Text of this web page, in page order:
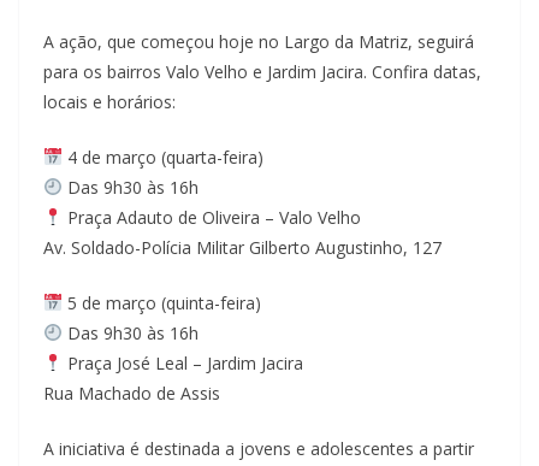
A ação, que começou hoje no Largo da Matriz, seguirá
para os bairros Valo Velho e Jardim Jacira. Confira datas,
locais e horários:
4 de março (quarta-feira)
Das 9h30 às 16h
Praça Adauto de Oliveira – Valo Velho
Av. Soldado-Polícia Militar Gilberto Augustinho, 127
5 de março (quinta-feira)
Das 9h30 às 16h
Praça José Leal – Jardim Jacira
Rua Machado de Assis
A iniciativa é destinada a jovens e adolescentes a partir